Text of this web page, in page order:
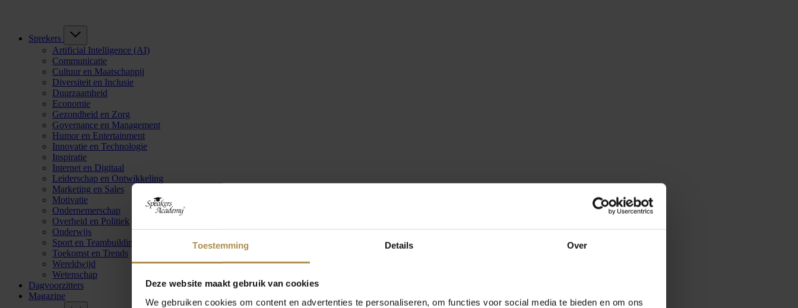
Toestemming Details Over
Deze website maakt gebruik van cookies
We gebruiken cookies om content en advertenties te personaliseren, om functies voor social media te bieden en om ons
Sprekers
Artificial Intelligence (AI)
Communicatie
Cultuur en Maatschappij
Diversiteit en Inclusie
Duurzaamheid
Economie
Gezondheid en Zorg
Governance en Management
Humor en Entertainment
Innovatie en Technologie
Inspiratie
Internet en Digitaal
Leiderschap en Ontwikkeling
Marketing en Sales
Motivatie
Ondernemerschap
Overheid en Politiek
Onderwijs
Sport en Teambuilding
Toekomst en Trends
Wereldwijd
Wetenschap
Dagvoorzitters
Magazine